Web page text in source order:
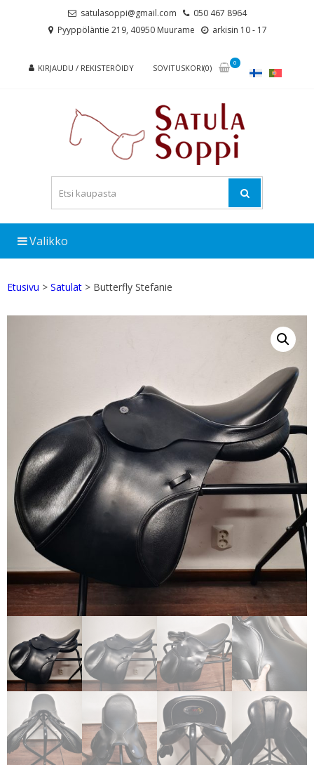
satulasoppi@gmail.com
050 467 8964
Pyyppöläntie 219, 40950 Muurame
arkisin 10 - 17
KIRJAUDU / REKISTERÖIDY SOVITUSKORI(0)
0
Valikko
Etusivu > Satulat > Butterfly Stefanie